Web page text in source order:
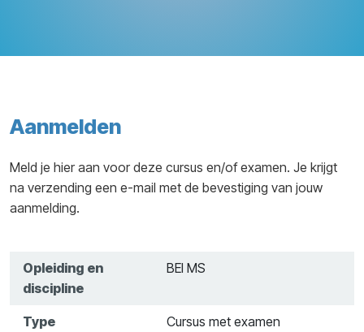
Aanmelden
Meld je hier aan voor deze cursus en/of examen. Je krijgt
na verzending een e-mail met de bevestiging van jouw
aanmelding.
Opleiding en
discipline
BEI MS
Type Cursus met examen